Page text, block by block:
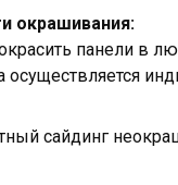
окрашивания:
панели в
осуществляется
сайдинг